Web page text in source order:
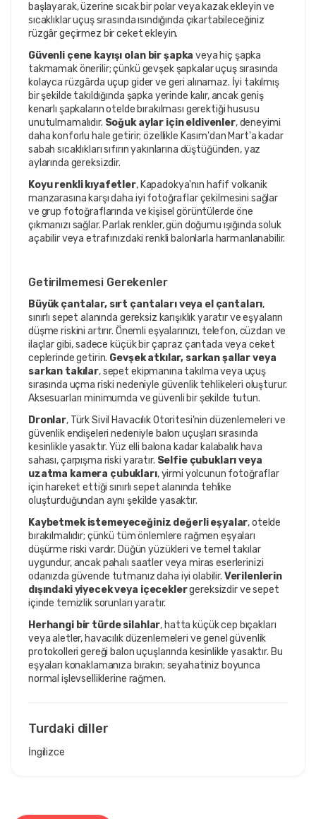
başlayarak, üzerine sıcak bir polar veya kazak ekleyin ve
sıcaklıklar uçuş sırasında ısındığında çıkartabileceğiniz
rüzgâr geçirmez bir ceket ekleyin.
Güvenli çene kayışı olan bir şapka veya hiç şapka
takmamak önerilir; çünkü gevşek şapkalar uçuş sırasında
kolayca rüzgârda uçup gider ve geri alınamaz. İyi takılmış
bir şekilde takıldığında şapka yerinde kalır, ancak geniş
kenarlı şapkaların otelde bırakılması gerektiği hususu
unutulmamalıdır. Soğuk aylar için eldivenler, deneyimi
daha konforlu hale getirir; özellikle Kasım'dan Mart'a kadar
sabah sıcaklıkları sıfırın yakınlarına düştüğünden, yaz
aylarında gereksizdir.
Koyu renkli kıyafetler, Kapadokya'nın hafif volkanik
manzarasına karşı daha iyi fotoğraflar çekilmesini sağlar
ve grup fotoğraflarında ve kişisel görüntülerde öne
çıkmanızı sağlar. Parlak renkler, gün doğumu ışığında soluk
açabilir veya etrafınızdaki renkli balonlarla harmanlanabilir.
Getirilmemesi Gerekenler
Büyük çantalar, sırt çantaları veya el çantaları,
sınırlı sepet alanında gereksiz karışıklık yaratır ve eşyaların
düşme riskini artırır. Önemli eşyalarınızı, telefon, cüzdan ve
ilaçlar gibi, sadece küçük bir çapraz çantada veya ceket
ceplerinde getirin. Gevşek atkılar, sarkan şallar veya
sarkan takılar, sepet ekipmanına takılma veya uçuş
sırasında uçma riski nedeniyle güvenlik tehlikeleri oluşturur.
Aksesuarları minimumda ve güvenli bir şekilde tutun.
Dronlar, Türk Sivil Havacılık Otoritesi'nin düzenlemeleri ve
güvenlik endişeleri nedeniyle balon uçuşları sırasında
kesinlikle yasaktır. Yüz elli balona kadar kalabalık hava
sahası, çarpışma riski yaratır. Selfie çubukları veya
uzatma kamera çubukları, yirmi yolcunun fotoğraflar
için hareket ettiği sınırlı sepet alanında tehlike
oluşturduğundan aynı şekilde yasaktır.
Kaybetmek istemeyeceğiniz değerli eşyalar, otelde
bırakılmalıdır; çünkü tüm önlemlere rağmen eşyaları
düşürme riski vardır. Düğün yüzükleri ve temel takılar
uygundur, ancak pahalı saatler veya miras eserlerinizi
odanızda güvende tutmanız daha iyi olabilir. Verilenlerin
dışındaki yiyecek veya içeceklergereksizdir ve sepet
içinde temizlik sorunları yaratır.
Herhangi bir türde silahlar, hatta küçük cep bıçakları
veya aletler, havacılık düzenlemeleri ve genel güvenlik
protokolleri gereği balon uçuşlarında kesinlikle yasaktır. Bu
eşyaları konaklamanıza bırakın; seyahatiniz boyunca
normal işlevselliklerine rağmen.
Turdaki diller
İngilizce